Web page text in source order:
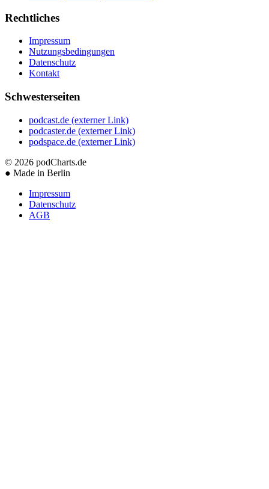
Rechtliches
Impressum
Nutzungsbedingungen
Datenschutz
Kontakt
Schwesterseiten
podcast.de (externer Link)
podcaster.de (externer Link)
podspace.de (externer Link)
© 2026 podCharts.de
● Made in Berlin
Impressum
Datenschutz
AGB